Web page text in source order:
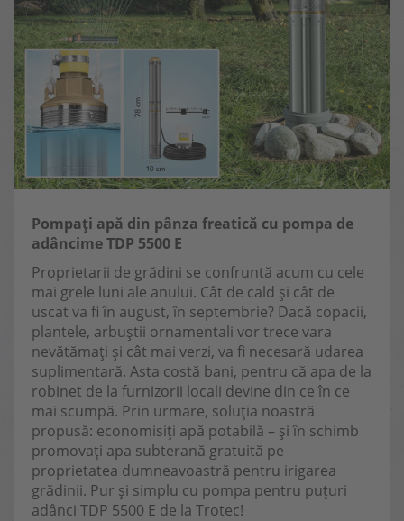
Pompați apă din pânza freatică cu pompa de
adâncime TDP 5500 E
Proprietarii de grădini se confruntă acum cu cele
mai grele luni ale anului. Cât de cald și cât de
uscat va fi în august, în septembrie? Dacă copacii,
plantele, arbuștii ornamentali vor trece vara
nevătămați și cât mai verzi, va fi necesară udarea
suplimentară. Asta costă bani, pentru că apa de la
robinet de la furnizorii locali devine din ce în ce
mai scumpă. Prin urmare, soluția noastră
propusă: economisiți apă potabilă – și în schimb
promovați apa subterană gratuită pe
proprietatea dumneavoastră pentru irigarea
grădinii. Pur și simplu cu pompa pentru puțuri
adânci TDP 5500 E de la Trotec!